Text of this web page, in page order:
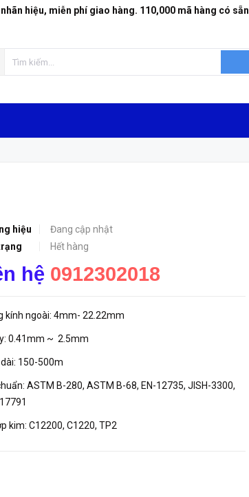
hiệu, miễn phí giao hàng. 110,000 mã hàng có sẵn
hiệu
Đang cập nhật
Hết hàng
hệ 0912302018
kính ngoài: 4mm- 22.22mm
0.41mm ~ 2.5mm
150-500m
ASTM B-280, ASTM B-68, EN-12735, JISH-3300,
kim: C12200, C1220, TP2